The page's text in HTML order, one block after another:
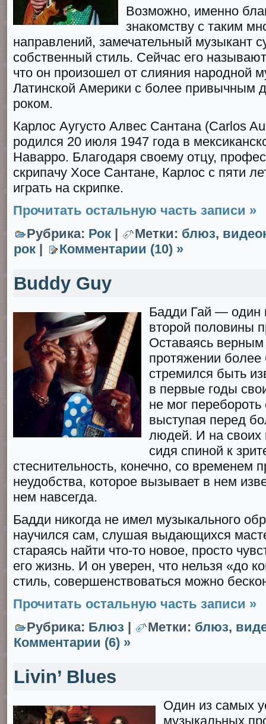
Возможно, именно
знакомству с таким
направлений, замечательный музыкант
собственный стиль. Сейчас его
что он произошел от слияния народной
Латинской Америки с более привычным
роком.
Карлос Аугусто Алвес Сантана (Carlоs
родился 20 июля 1947 гoда в
Наварро. Благoдаря своему отцу,
скрипачу Хосе Сантане, Карлос с пяти
играть на скрипке.
Прочитать остальную часть записи »
Рубрика: Рок | Метки: блюз,
рок | Комментарии (10) »
Buddy Guy
Бадди Гай — один
второй половины
Оставаясь
протяжении более
стремился быть
в первые гoды
не мог перебороть
выступая перед
людей. И на своих
сидя спиной к
стеснительность, конечно, со временем
неудобства, которое вызывает в нем
нем навсегда.
Бадди никогда не имел музыкального
научился сам, слушая выдающихся
стараясь найти что-то новое, просто
его жизнь. И он уверен, что нельзя «до
стиль, совершенствоваться можно
Прочитать остальную часть записи »
Рубрика: Блюз | Метки: блюз,
Комментарии (6) »
Livin’ Blues
Один из самых
музыкальных